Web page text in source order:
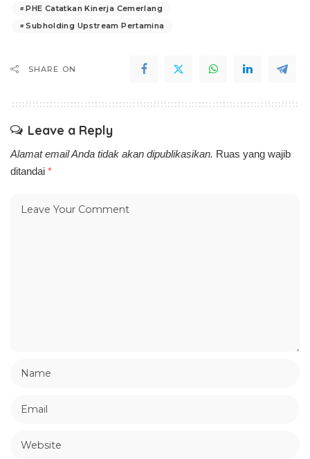
PHE Catatkan Kinerja Cemerlang
Subholding Upstream Pertamina
SHARE ON
Leave a Reply
Alamat email Anda tidak akan dipublikasikan. Ruas yang wajib
ditandai *